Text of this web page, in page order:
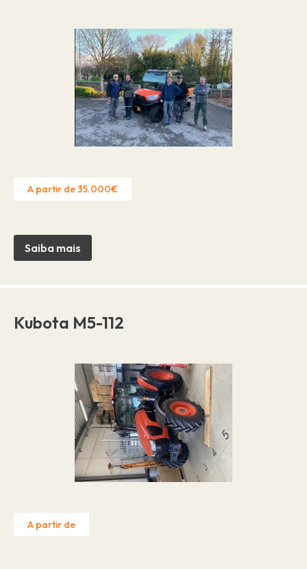
A partir de 35.000€
Saiba mais
Kubota M5-112
A partir de